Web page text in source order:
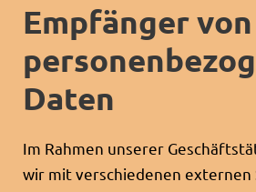
Empfänger von
Daten
Im Rahmen unserer
wir mit verschiedenen externen